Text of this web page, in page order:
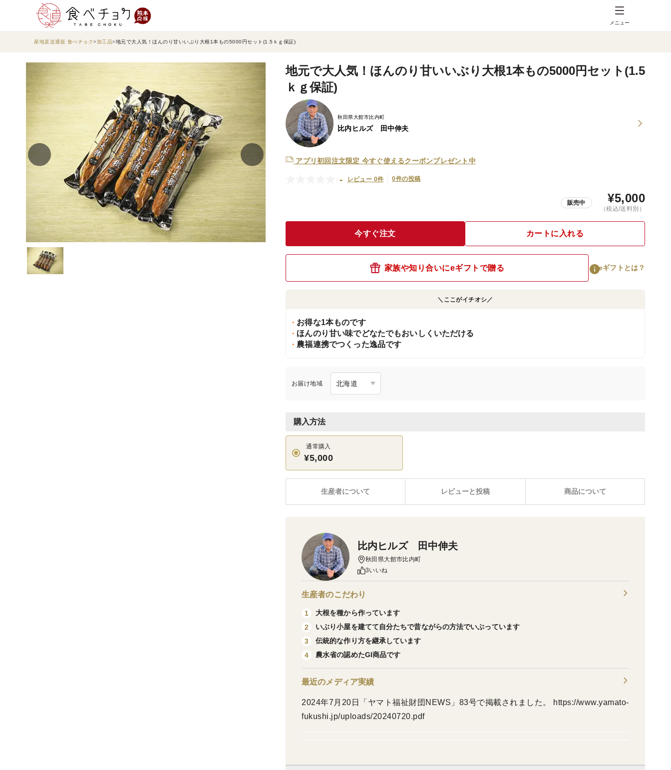
メニュー
産地直送通販 食べチョク 加工品 地元で大人気！ほんのり甘いいぶり大根1本もの5000円セット(1.5ｋｇ保証)
地元で大人気！ほんのり甘いいぶり大根1本もの5000円セット(1.5
ｋｇ保証)
秋田県大館市比内町
比内ヒルズ 田中伸夫
アプリ初回注文限定 今すぐ使えるクーポンプレゼント中
- レビュー 0件 0件の投稿
販売中 ¥5,000
（税込/送料別）
今すぐ注文 カートに入れる
家族や知り合いにeギフトで贈る eギフトとは？
＼ここがイチオシ／
お得な1本ものです
ほんのり甘い味でどなたでもおいしくいただける
農福連携でつくった逸品です
お届け地域
購入方法
通常購入
¥5,000
レビューと投稿 商品について
生産者について
比内ヒルズ 田中伸夫
秋田県大館市比内町
3いいね
生産者のこだわり
1
大根を種から作っています
2
いぶり小屋を建てて自分たちで昔ながらの方法でいぶっています
3
伝統的な作り方を継承しています
4
農水省の認めたGI商品です
最近のメディア実績
2024年7月20日「ヤマト福祉財団NEWS」83号で掲載されました。 https://www.yamato-
fukushi.jp/uploads/20240720.pdf